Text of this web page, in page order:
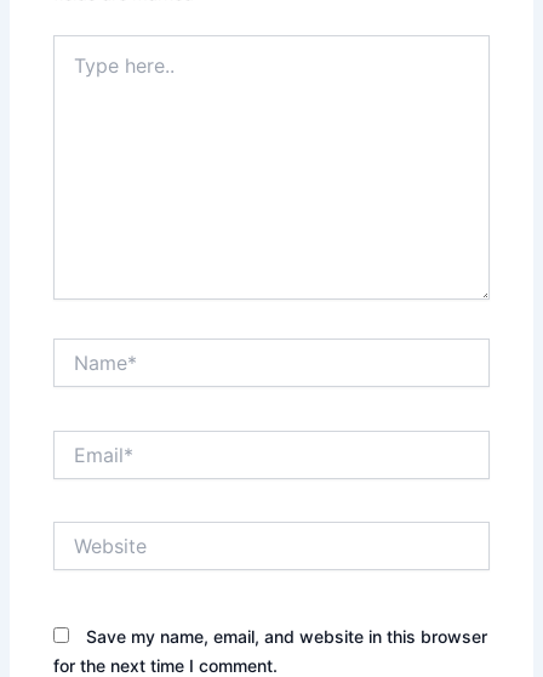
here..
Save my name, email, and website in this browser
for the next time I comment.